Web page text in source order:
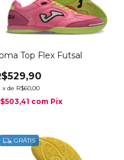
Top Flex Futsal
x de R$60,00
com Pix
GRÁTIS